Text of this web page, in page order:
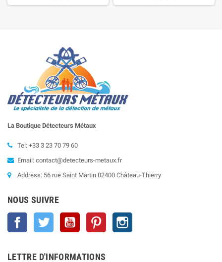
La Boutique Détecteurs Métaux
Tel: +33 3 23 70 79 60
Email: contact@detecteurs-metaux.fr
Address: 56 rue Saint Martin 02400 Château-Thierry
NOUS SUIVRE
Facebook Twitter YouTube Pinterest
LETTRE D'INFORMATIONS